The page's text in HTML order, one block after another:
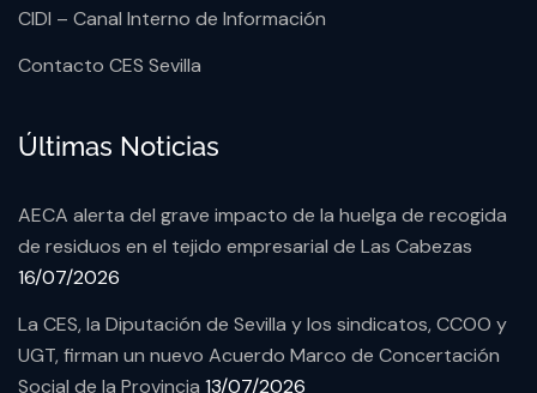
CIDI – Canal Interno de Información
Contacto CES Sevilla
Últimas Noticias
AECA alerta del grave impacto de la huelga de recogida
de residuos en el tejido empresarial de Las Cabezas
16/07/2026
La CES, la Diputación de Sevilla y los sindicatos, CCOO y
UGT, firman un nuevo Acuerdo Marco de Concertación
Social de la Provincia 13/07/2026